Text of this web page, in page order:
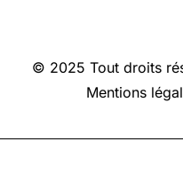
© 2025 Tout droits
Mentions